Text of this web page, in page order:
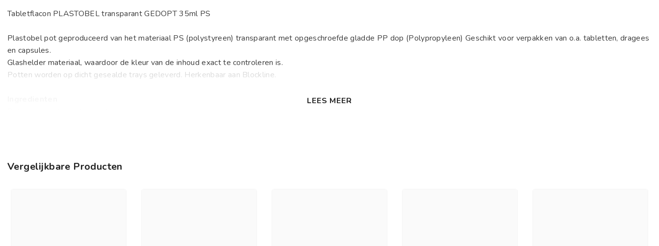
Tabletflacon PLASTOBEL transparant GEDOPT 35ml PS
Plastobel pot geproduceerd van het materiaal PS (polystyreen) transparant met opgeschroefde gladde PP dop (Polypropyleen) Geschikt voor verpakken van o.a. tabletten, dragees
en capsules.
Glashelder materiaal, waardoor de kleur van de inhoud exact te controleren is.
Potten worden op dicht gesealde trays geleverd. Herkenbaar aan Blockline.
Fabrikant / Distributeur
LEES MEER
Vergelijkbare Producten